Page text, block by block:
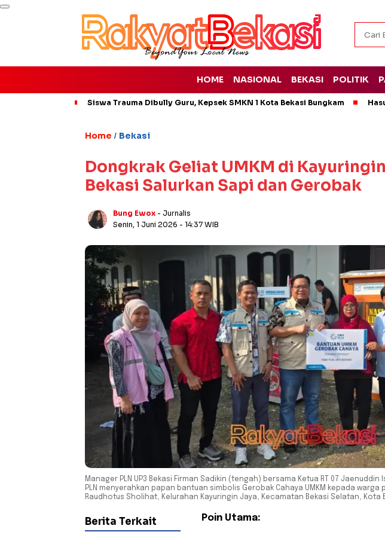
HOME NASIONAL BEKASI POLITIK
Siswa Trauma Dibully Guru, Kepsek SMKN 1 Kota Bekasi Bungkam
Home / Bekasi
Dongkrak Geliat UMKM di
Bekasi Salurkan Sapi dan Gerobak
Bung Ewox - Jurnalis
Senin, 1 Juni 2026 - 14:37 WIB
Manager PLN UP3 Bekasi Firman Sadikin (tengah) bersama Ketua RT 07
PLN menyerahkan papan bantuan simbolis Gerobak Cahaya UMKM kepada warga
Raudhotus Sholihat, Kelurahan Kayuringin Jaya, Kecamatan Bekasi Selatan, Kota
Poin Utama:
Berita Terkait